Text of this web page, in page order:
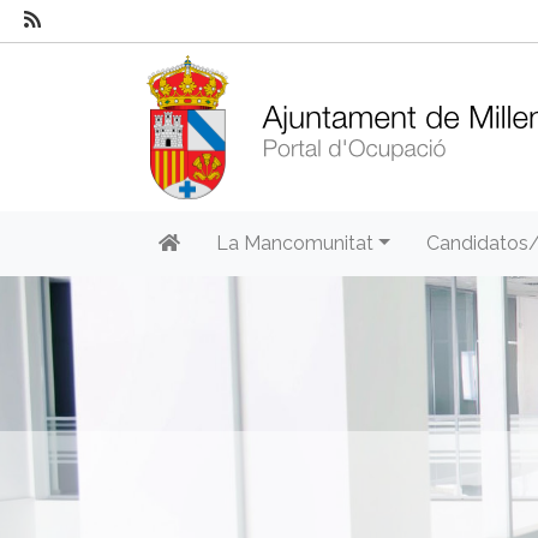
La Mancomunitat